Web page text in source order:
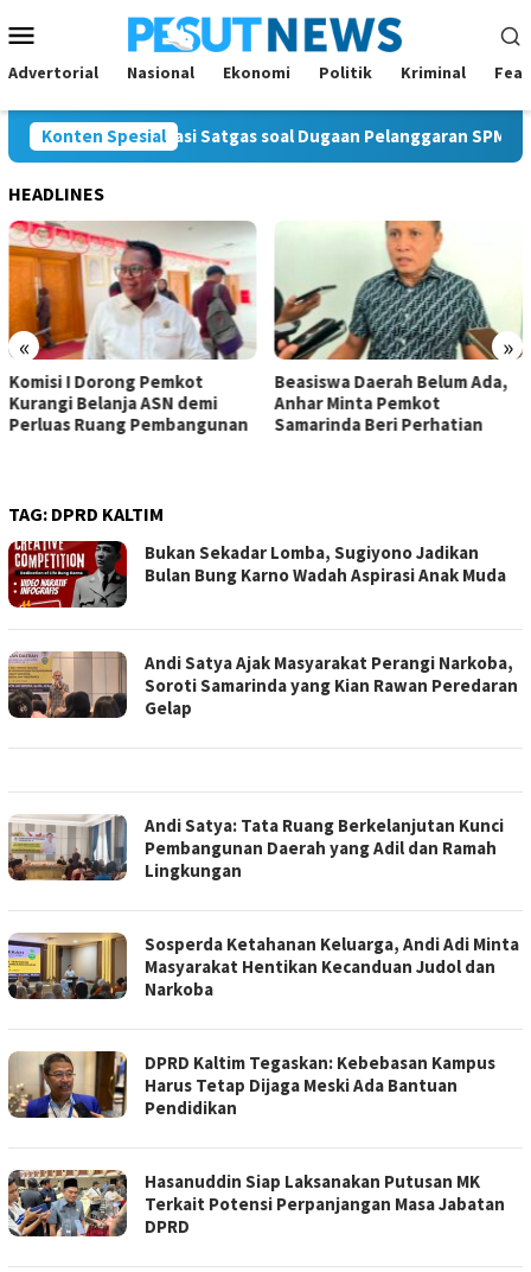
ke
kontenMobile
Advertorial Nasional Ekonomi Politik Kriminal
Konten Spesial
Hasil Investigasi Satgas soal Dugaan Pelanggaran SPMB
HEADLINES
« »
Komisi I Dorong Pemkot
Kurangi Belanja ASN demi
Perluas Ruang Pembangunan
Beasiswa Daerah Belum Ada,
Anhar Minta Pemkot
Samarinda Beri Perhatian
TAG: DPRD KALTIM
Bukan Sekadar Lomba, Sugiyono Jadikan
Bulan Bung Karno Wadah Aspirasi Anak Muda
Andi Satya Ajak Masyarakat Perangi Narkoba,
Soroti Samarinda yang Kian Rawan Peredaran
Gelap
Andi Satya: Tata Ruang Berkelanjutan Kunci
Pembangunan Daerah yang Adil dan Ramah
Lingkungan
Sosperda Ketahanan Keluarga, Andi Adi Minta
Masyarakat Hentikan Kecanduan Judol dan
Narkoba
DPRD Kaltim Tegaskan: Kebebasan Kampus
Harus Tetap Dijaga Meski Ada Bantuan
Pendidikan
Hasanuddin Siap Laksanakan Putusan MK
Terkait Potensi Perpanjangan Masa Jabatan
DPRD